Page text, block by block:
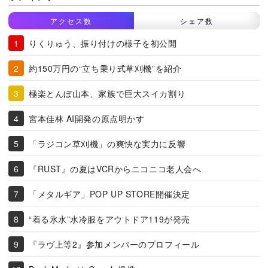
アクセス数 シェア数
りくりゅう、振り付けの様子を初公開
約150万円の“立ち乗り式草刈機”を紹介
極楽とんぼ山本、家族で巨大スイカ割り
宮本佳林 AI開発の原点明かす
「ラジコン草刈機」の爽快な実力に反響
『RUST』の夏はVCRからニコニコ老人会へ
「メタルギア」POP UP STORE開催決定
“着る氷水”水冷服をアウトドア119が発売
『ラヴ上等2』参加メンバーのプロフィール